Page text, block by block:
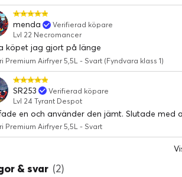
mindre fett
Premium airfryer kan anpassa de flesta
kan justeras från 80 — 205 °C
krispiga resultat.
på 2,2 kg / 5,5 L (2-5 personer)
rymliga matkorgar på 5,5 liter gör att du
kyckling på 2,2 kg, vilket motsvarar en familj
Höjd (30 cm).
att rengöra
uttagbara, non-stickkorgarna är mycket
stoppas direkt i diskmaskinen. Använd inte
menda
Verifierad köpare
Lvl 22 Necromancer
köpet jag gjort på länge
Premium Airfryer 5,5L - Svart (Fyndvara klass 1)
SR253
Verifierad köpare
Lvl 24 Tyrant Despot
en och använder den jämt. Slutade med
Premium Airfryer 5,5L - Svart
& svar (2)